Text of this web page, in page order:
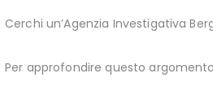
Cerchi un’Agenzia Investigativa
Per approfondire questo